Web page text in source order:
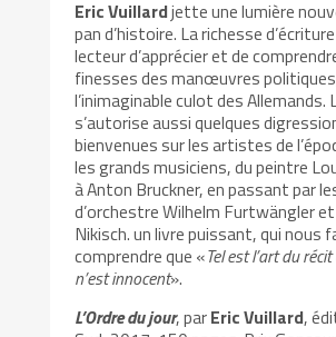
Eric Vuillardjette une lumière
pan d’histoire. La richesse
lecteur d’apprécier et de
finesses des manœuvres
l’inimaginable culot des Allemands.
s’autorise aussi quelques
bienvenues sur les artistes de
les grands musiciens, du peintre
à Anton Bruckner, en passant par
d’orchestre Wilhelm Furtwängler
Nikisch. un livre puissant, qui nous
comprendre que «Tel est l’art du
n’est innocent».
L’Ordre du jour, parEric Vuillard,